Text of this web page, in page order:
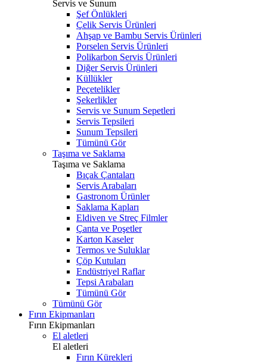
Servis ve Sunum
Şef Önlükleri
Çelik Servis Ürünleri
Ahşap ve Bambu Servis Ürünleri
Porselen Servis Ürünleri
Polikarbon Servis Ürünleri
Diğer Servis Ürünleri
Küllükler
Peçetelikler
Şekerlikler
Servis ve Sunum Sepetleri
Servis Tepsileri
Sunum Tepsileri
Tümünü Gör
Taşıma ve Saklama
Taşıma ve Saklama
Bıçak Çantaları
Servis Arabaları
Gastronom Ürünler
Saklama Kapları
Eldiven ve Streç Filmler
Çanta ve Poşetler
Karton Kaseler
Termos ve Suluklar
Çöp Kutuları
Endüstriyel Raflar
Tepsi Arabaları
Tümünü Gör
Tümünü Gör
Fırın Ekipmanları
Fırın Ekipmanları
El aletleri
El aletleri
Fırın Kürekleri